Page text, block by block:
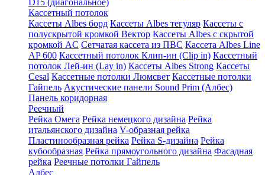
D15 (диагональное)
Кассетный потолок
Кассеты Albes борд Кассеты Albes тегуляр Кассеты с
полускрытой кромкой Вектор Кассеты Albes с скрытой
кромкой AC Сетчатая кассета из ПВС Кассета Albes Line
AP 600 Кассетный потолок Клип-ин (Clip in) Кассетный
потолок Лей-ин (Lay in) Кассеты Albes Strong Кассеты
Cesal Кассетные потолки Люмсвет Кассетные потолки
Гайпель Акустические панели Sound Prim (Албес)
Панель коридорная
Реечный
Рейка Омега Рейка немецкого дизайна Рейка
итальянского дизайна V-образная рейка
Пластинообразная рейка Рейка S-дизайна Рейка
кубообразная Рейка прямоугольного дизайна Фасадная
рейка Реечные потолки Гайпель
Албес